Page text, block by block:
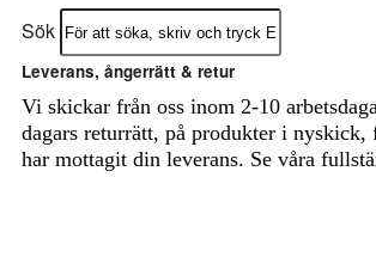
Sök
Leverans, ångerrätt & retur
Vi skickar från oss inom 2-10
dagars returrätt, på produkter i nyskick,
har mottagit din leverans. Se våra